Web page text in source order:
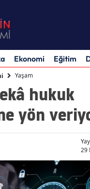
Ekonomi Eğitim
Yaşam
hukuk
yön
29